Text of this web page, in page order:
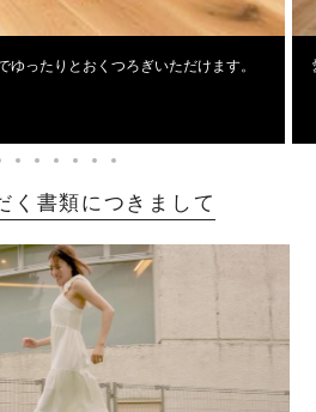
ゆったりとおくつろぎいただけます。
く書類につきまして